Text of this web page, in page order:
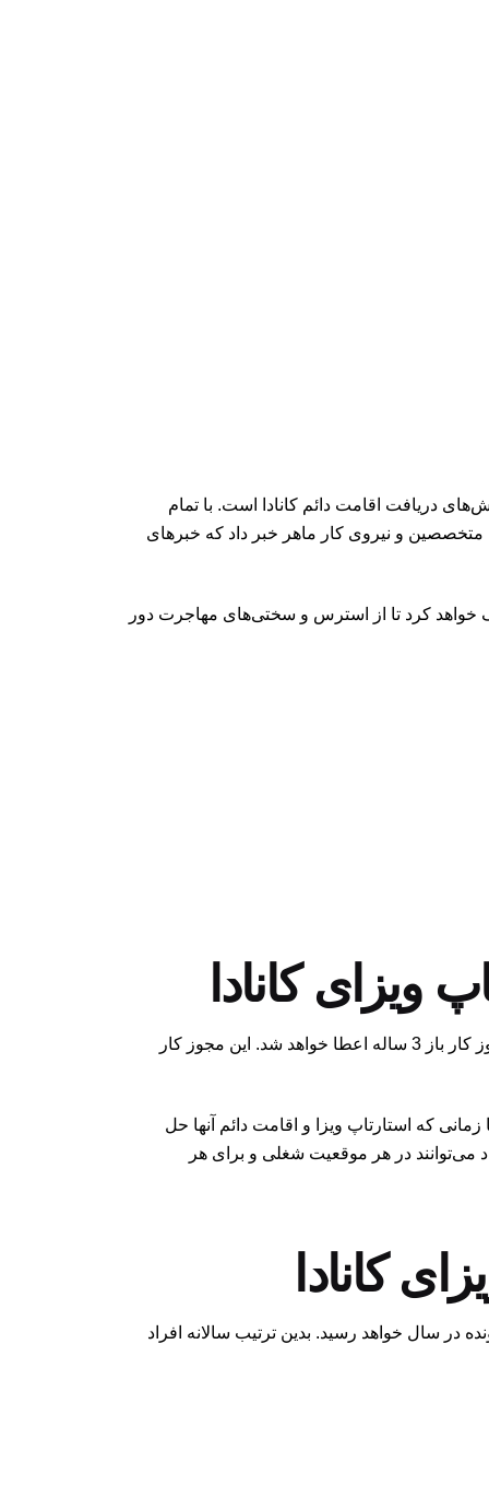
دریافت اقامت دائم کانادا است. با تمام
در 27 ژوئن، از چند اقدام در راستای جذب متخصصین و نیروی کار ماهر خبر داد که خبرهای
خواهد کرد تا از استرس و سختی‌های مهاجرت دور
شان فریزر وزیر مهاجرت کانادا در 27 ژوئن اعلام کرد که به افرادی که متقاضی دریافت استارتاپ ویزای کانادا هستند، مجوز کار باز 3 ساله اعطا خواهد شد. این مجوز کار
که استارتاپ ویزا و اقامت دائم آنها حل
می‌توانند در هر موقعیت شغلی و برای هر
کانادا
در استارتاپ ویزای کانادا، افزایش ظرفیت پذیرش متقاضیان در سال است که از 1000 پرونده به 3500 پرونده در سال خواهد رسید. بدین ترتیب سالانه افراد